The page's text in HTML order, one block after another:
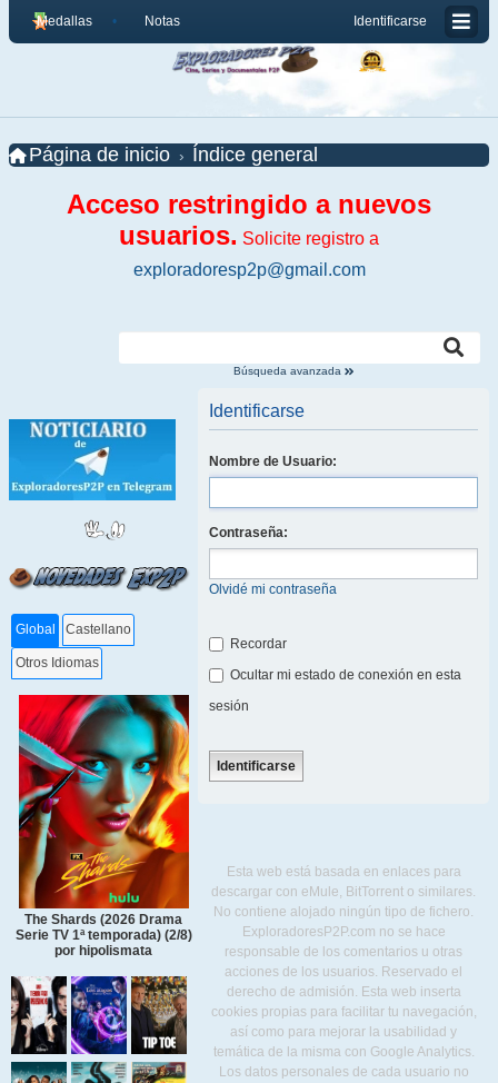
Identificarse
Medallas Notas
Página de inicio Índice general
Acceso restringido a nuevos
usuarios. Solicite registro a
exploradoresp2p@gmail.com
Búsqueda avanzada
Global Castellano
Otros Idiomas
The Shards (2026 Drama
Serie TV 1ª temporada) (2/8)
por hipolismata
Identificarse
Nombre de Usuario:
Contraseña:
Olvidé mi contraseña
Recordar
Ocultar mi estado de conexión en esta
sesión
Esta web está basada en enlaces para
descargar con eMule, BitTorrent o similares.
No contiene alojado ningún tipo de fichero.
ExploradoresP2P.com no se hace
responsable de los comentarios u otras
acciones de los usuarios. Reservado el
derecho de admisión. Esta web inserta
cookies propias para facilitar tu navegación,
así como para mejorar la usabilidad y
temática de la misma con Google Analytics.
Los datos personales de cada usuario no